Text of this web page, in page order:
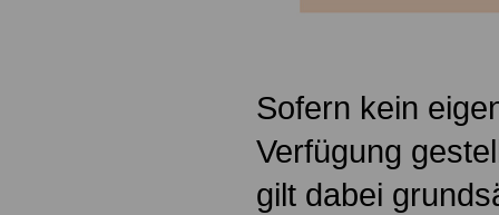
Sofern kein
Verfügung
gilt dabei